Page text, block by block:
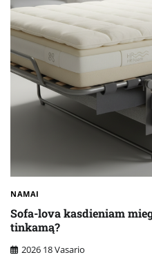
NAMAI
Sofa-lova kasdieniam
tinkamą?
2026 18 Vasario